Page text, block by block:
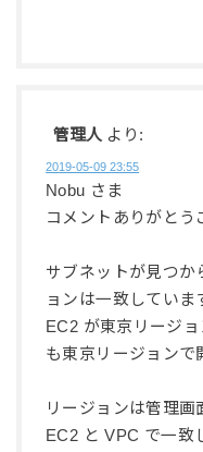
管理人 より:
2019-05-09 23:55
Nobu さま
コメントありがとう
サブネットが見つか
ョンは一致していま
EC2 が東京リージ
も東京リージョンで
リージョンは管理画
EC2 と VPC で一致